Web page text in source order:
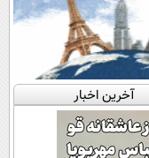
آخرین اخبار